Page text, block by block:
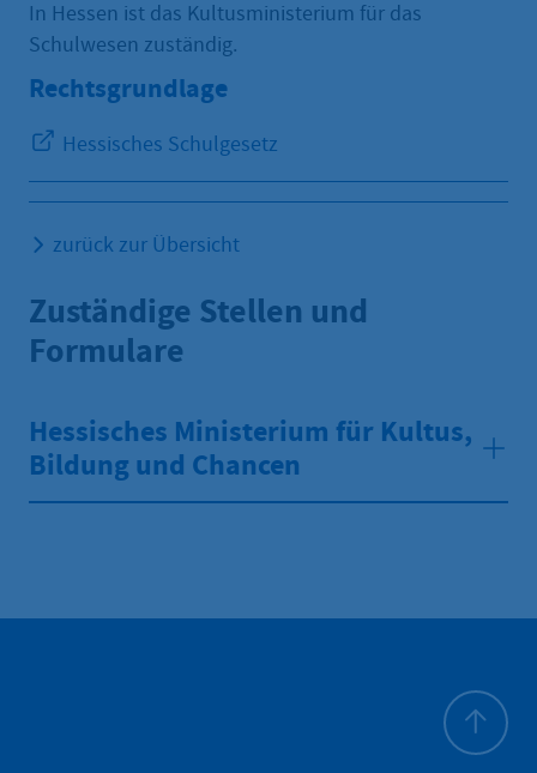
In Hessen ist das Kultusministerium für das
Schulwesen zuständig.
Rechtsgrundlage
Hessisches Schulgesetz
zurück zur Übersicht
Zuständige Stellen und
Formulare
Hessisches Ministerium für Kultus,
Bildung und Chancen